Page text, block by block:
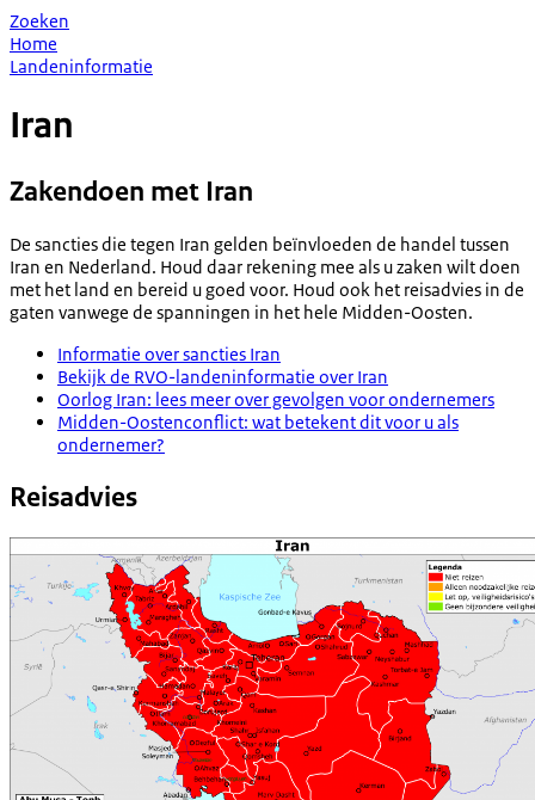
Zoeken
Home
Landeninformatie
Iran
Zakendoen met Iran
De sancties die tegen Iran gelden beïnvloeden de handel tussen
Iran en Nederland. Houd daar rekening mee als u zaken wilt doen
met het land en bereid u goed voor. Houd ook het reisadvies in de
gaten vanwege de spanningen in het hele Midden-Oosten.
Informatie over sancties Iran
Bekijk de RVO-landeninformatie over Iran
Oorlog Iran: lees meer over gevolgen voor ondernemers
Midden-Oostenconflict: wat betekent dit voor u als
ondernemer?
Reisadvies